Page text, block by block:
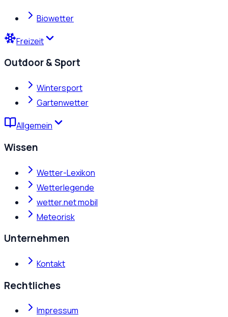
Biowetter
Freizeit
Outdoor & Sport
Wintersport
Gartenwetter
Allgemein
Wissen
Wetter-Lexikon
Wetterlegende
wetter.net mobil
Meteorisk
Unternehmen
Kontakt
Rechtliches
Impressum